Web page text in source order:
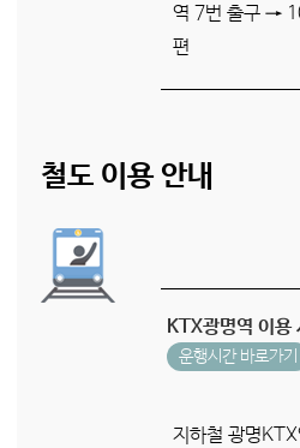
역 7번 출구 →
편
철도 이용 안내
KTX광명역 이용
운행시간 바로가기
지하철 광명